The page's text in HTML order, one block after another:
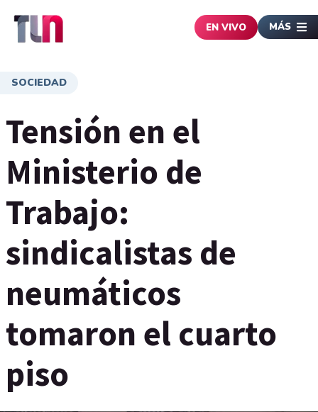
EN VIVO MÁS
SOCIEDAD
Tensión en el
Ministerio de
Trabajo:
sindicalistas de
neumáticos
tomaron el cuarto
piso